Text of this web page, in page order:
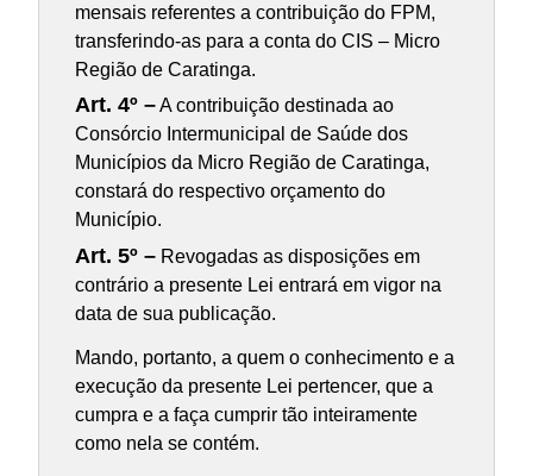
mensais referentes a contribuição do FPM,
transferindo-as para a conta do CIS – Micro
Região de Caratinga.
Art. 4º –A contribuição destinada ao
Consórcio Intermunicipal de Saúde dos
Municípios da Micro Região de Caratinga,
constará do respectivo orçamento do
Município.
Art. 5º –Revogadas as disposições em
contrário a presente Lei entrará em vigor na
data de sua publicação.
Mando, portanto, a quem o conhecimento e a
execução da presente Lei pertencer, que a
cumpra e a faça cumprir tão inteiramente
como nela se contém.